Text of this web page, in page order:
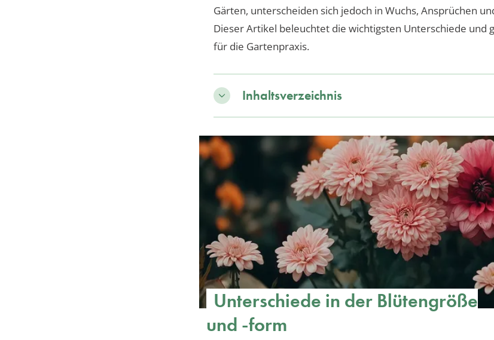
Gärten, unterscheiden sich jedoch in Wuchs, Ansprüchen
Dieser Artikel beleuchtet die wichtigsten Unterschiede und
für die Gartenpraxis.
Inhaltsverzeichnis
Unterschiede in der Blütengröße
und -form